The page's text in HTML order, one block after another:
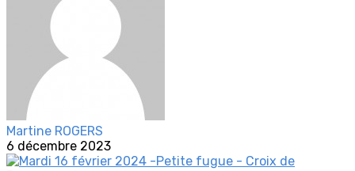
Martine ROGERS
6 décembre 2023